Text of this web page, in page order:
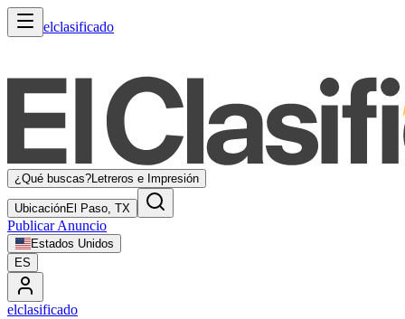
elclasificado
¿Qué buscas?Letreros e Impresión
UbicaciónEl Paso, TX
Publicar Anuncio
Estados Unidos
ES
elclasificado